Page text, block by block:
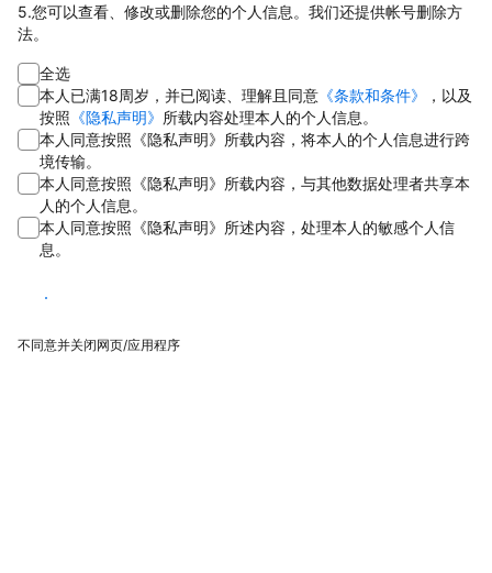
5.您可以查看、修改或删除您的个人信息。我们还提供帐号删除方
法。
全选
本人已满18周岁，并已阅读、理解且同意 《条款和条件》
，以及
按照 《隐私声明》 所载内容处理本人的个人信息。
本人同意按照《隐私声明》所载内容，将本人的个人信息进行跨
境传输。
本人同意按照《隐私声明》所载内容，与其他数据处理者共享本
人的个人信息。
本人同意按照《隐私声明》所述内容，处理本人的敏感个人信
息。
同意
不同意并关闭网页/应用程序